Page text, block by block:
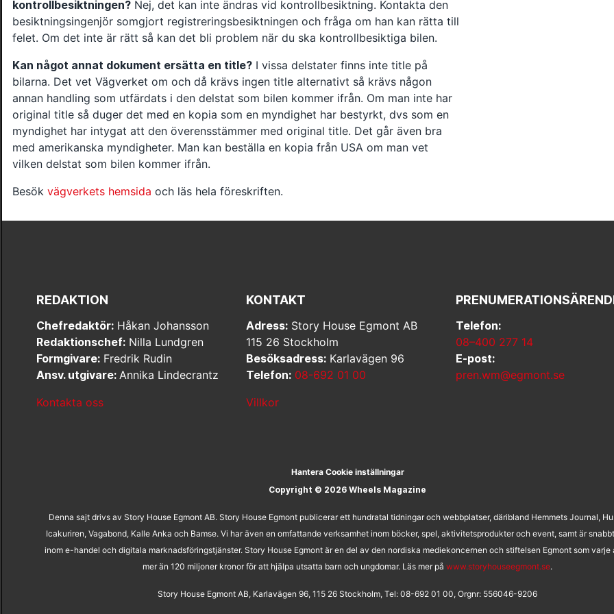
kontrollbesiktningen? Nej, det kan inte ändras vid kontrollbesiktning. Kontakta den
besiktningsingenjör somgjort registreringsbesiktningen och fråga om han kan rätta till
felet. Om det inte är rätt så kan det bli problem när du ska kontrollbesiktiga bilen.
Kan något annat dokument ersätta en title? I vissa delstater finns inte title på
bilarna. Det vet Vägverket om och då krävs ingen title alternativt så krävs någon
annan handling som utfärdats i den delstat som bilen kommer ifrån. Om man inte har
original title så duger det med en kopia som en myndighet har bestyrkt, dvs som en
myndighet har intygat att den överensstämmer med original title. Det går även bra
med amerikanska myndigheter. Man kan beställa en kopia från USA om man vet
vilken delstat som bilen kommer ifrån.
Besök vägverkets hemsida och läs hela föreskriften.
REDAKTION
Chefredaktör: Håkan Johansson
Redaktionschef: Nilla Lundgren
Formgivare: Fredrik Rudin
Ansv. utgivare: Annika Lindecrantz
Kontakta oss
KONTAKT
Adress: Story House Egmont AB
115 26 Stockholm
Besöksadress: Karlavägen 96
Telefon: 08-692 01 00
Villkor
Telefon:
08–400 277 14
E-post:
pren.wm@egmont.se
Hantera Cookie inställningar
Copyright © 2026 Wheels Magazine
Denna sajt drivs av Story House Egmont AB. Story House Egmont publicerar ett hundratal tidningar och webbplatser, däribland Hemmets Journal,
Icakuriren, Vagabond, Kalle Anka och Bamse. Vi har även en omfattande verksamhet inom böcker, spel, aktivitetsprodukter och event, samt är
inom e-handel och digitala marknadsföringstjänster. Story House Egmont är en del av den nordiska mediekoncernen och stiftelsen Egmont som varje
mer än 120 miljoner kronor för att hjälpa utsatta barn och ungdomar. Läs mer på www.storyhouseegmont.se.
Story House Egmont AB, Karlavägen 96, 115 26 Stockholm, Tel: 08-692 01 00, Orgnr: 556046-9206